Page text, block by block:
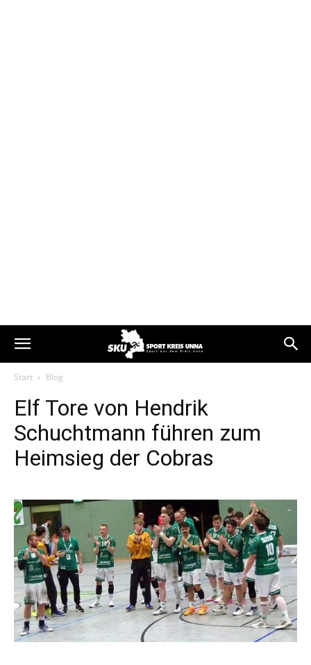
Start Blog
Elf Tore von Hendrik
Schuchtmann führen zum
Heimsieg der Cobras